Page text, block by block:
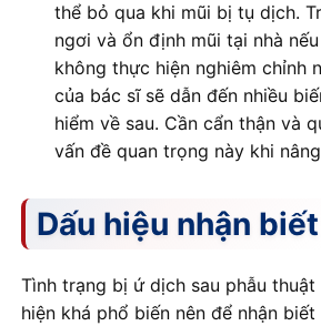
thể bỏ qua khi mũi bị tụ dịch.
ngơi và ổn định mũi tại nhà
không thực hiện nghiêm chỉnh
của bác sĩ sẽ dẫn đến nhiều
hiểm về sau. Cần cẩn thận và
vấn đề quan trọng này khi
Dấu hiệu nhận biết
Tình trạng bị ứ dịch sau phẫu thuật
hiện khá phổ biến nên để nhận